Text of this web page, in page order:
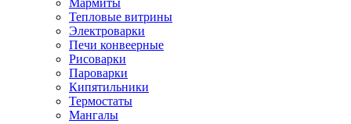
Мармиты
Тепловые витрины
Электроварки
Печи конвеерные
Рисоварки
Пароварки
Кипятильники
Термостаты
Мангалы